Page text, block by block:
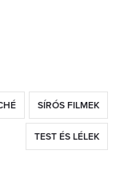
SÍRÓS FILMEK
TEST ÉS LÉLEK